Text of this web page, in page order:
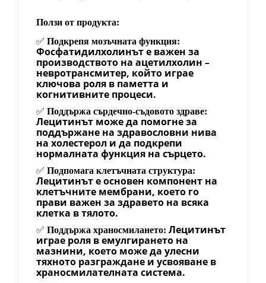
Ползи от продукта:
✅ Подкрепя мозъчната функция:
Фосфатидилхолинът е важен за
производството на ацетилхолин –
невротрансмитер, който играе
ключова роля в паметта и
когнитивните процеси.
✅ Поддържа сърдечно-съдовото здраве:
Лецитинът може да помогне за
поддържане на здравословни нива
на холестерол и да подкрепи
нормалната функция на сърцето.
✅ Подпомага клетъчната структура:
Лецитинът е основен компонент на
клетъчните мембрани, което го
прави важен за здравето на всяка
клетка в тялото.
✅ Поддържа храносмилането: Лецитинът
играе роля в емулгирането на
мазнини, което може да улесни
тяхното разграждане и усвояване в
храносмилателната система.